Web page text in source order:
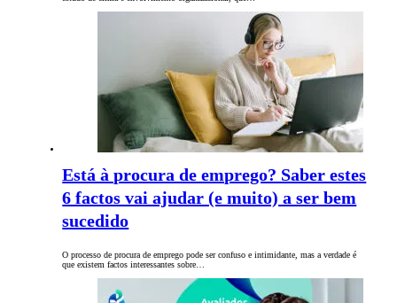
Está à procura de emprego? Saber estes
6 factos vai ajudar (e muito) a ser bem
sucedido
O processo de procura de emprego pode ser confuso e intimidante, mas a verdade é
que existem factos interessantes sobre…